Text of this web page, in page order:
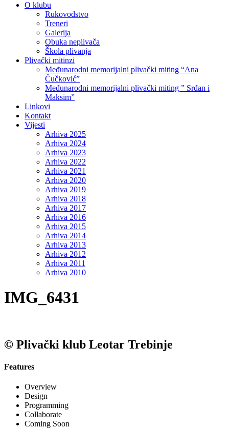
O klubu
Rukovodstvo
Treneri
Galerija
Obuka neplivača
Škola plivanja
Plivački mitinzi
Međunarodni memorijalni plivački miting “Ana
Čučković”
Međunarodni memorijalni plivački miting ” Srđan i
Maksim”
Linkovi
Kontakt
Vijesti
Arhiva 2025
Arhiva 2024
Arhiva 2023
Arhiva 2022
Arhiva 2021
Arhiva 2020
Arhiva 2019
Arhiva 2018
Arhiva 2017
Arhiva 2016
Arhiva 2015
Arhiva 2014
Arhiva 2013
Arhiva 2012
Arhiva 2011
Arhiva 2010
IMG_6431
© Plivački klub Leotar Trebinje
Features
Overview
Design
Programming
Collaborate
Coming Soon